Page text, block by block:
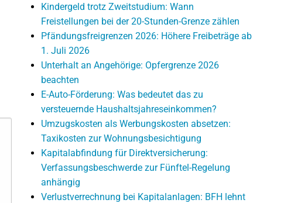
Kindergeld trotz Zweitstudium: Wann
Freistellungen bei der 20-Stunden-Grenze zählen
Pfändungsfreigrenzen 2026: Höhere Freibeträge ab
1. Juli 2026
Unterhalt an Angehörige: Opfergrenze 2026
beachten
E-Auto-Förderung: Was bedeutet das zu
versteuernde Haushaltsjahreseinkommen?
Umzugskosten als Werbungskosten absetzen:
Taxikosten zur Wohnungsbesichtigung
Kapitalabfindung für Direktversicherung:
Verfassungsbeschwerde zur Fünftel-Regelung
anhängig
Verlustverrechnung bei Kapitalanlagen: BFH lehnt